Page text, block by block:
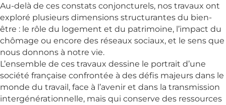
Au-delà de ces constats conjoncturels, nos travaux ont
exploré plusieurs dimensions structurantes du bien-
être : le rôle du logement et du patrimoine, l’impact du
chômage ou encore des réseaux sociaux, et le sens que
nous donnons à notre vie.
L’ensemble de ces travaux dessine le portrait d’une
société française confrontée à des défis majeurs dans le
monde du travail, face à l’avenir et dans la transmission
intergénérationnelle, mais qui conserve des ressources